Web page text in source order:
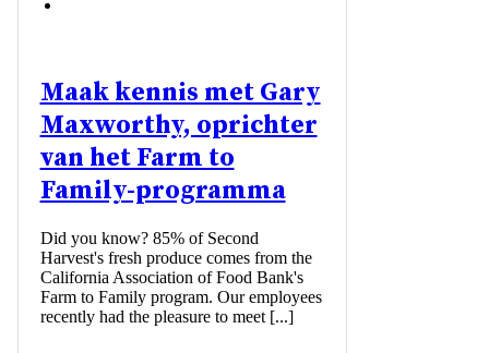
Maak kennis met Gary
Maxworthy, oprichter
van het Farm to
Family-programma
Did you know? 85% of Second
Harvest's fresh produce comes from the
California Association of Food Bank's
Farm to Family program. Our employees
recently had the pleasure to meet [...]